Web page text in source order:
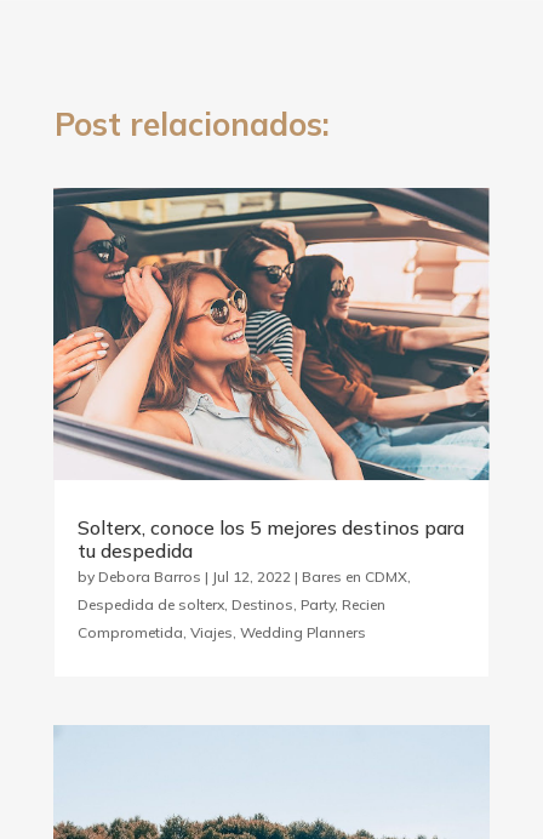
Post relacionados:
Solterx, conoce los 5 mejores destinos para
tu despedida
by Debora Barros | Jul 12, 2022| Bares en CDMX,
Despedida de solterx, Destinos, Party, Recien
Comprometida, Viajes, Wedding Planners